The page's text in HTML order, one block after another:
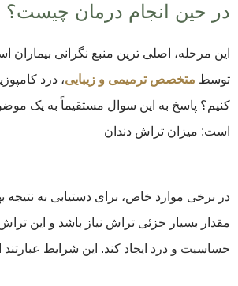
در حین انجام درمان چیست؟
این مرحله، اصلی ترین منبع نگرانی بیماران
توسط متخصص ترمیمی و زیبایی، درد
کنیم؟ پاسخ به این سوال مستقیماً به یک
است: میزان تراش دندان
در برخی موارد خاص، برای دستیابی به نتیجه
مقدار بسیار جزئی تراش نیاز باشد و این
حساسیت و درد ایجاد کند. این شرایط عبارتند